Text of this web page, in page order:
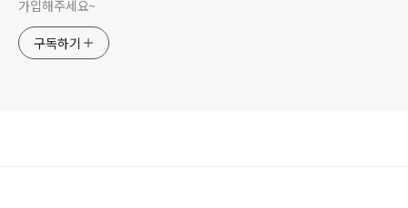
가입해주세요~
구독하기